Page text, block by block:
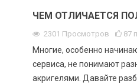
ЧЕМ ОТЛИЧАЕТСЯ
2301 Просмотров 87
Многие, особенно
сервиса, не понимают
акригелями. Давайте